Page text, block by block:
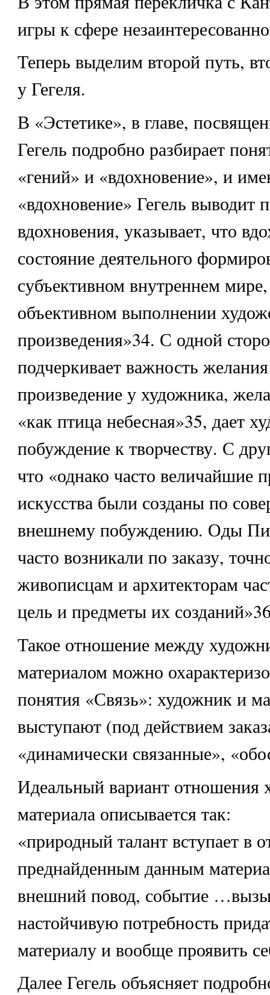
игры к сфере
Теперь выделим второй путь,
у Гегеля.
В «Эстетике», в главе,
Гегель подробно разбирает
«гений» и «вдохновение», и
«вдохновение» Гегель выводит
вдохновения, указывает, что
состояние деятельного
субъективном внутреннем
объективном выполнении
произведения»34. С одной
подчеркивает важность желания
произведение у художника,
«как птица небесная»35, дает
побуждение к творчеству. С
что «однако часто величайшие
искусства были созданы по
внешнему побуждению. Оды
часто возникали по заказу,
живописцам и архитекторам
цель и предметы их
Такое отношение между
материалом можно
понятия «Связь»: художник и
выступают (под действием
«динамически связанные»,
Идеальный вариант отношения
материала описывается так:
«природный талант вступает в
преднайденным данным
внешний повод, событие
настойчивую потребность
материалу и вообще проявить
Далее Гегель объясняет